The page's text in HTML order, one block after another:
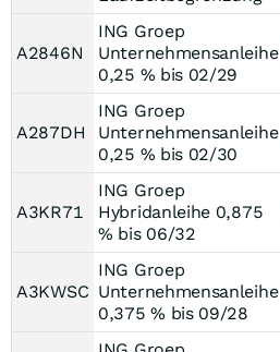
A2846N
ING Groep
Unternehmensanleihe
0,25 % bis 02/29
A287DH
ING Groep
Unternehmensanleihe
0,25 % bis 02/30
A3KR71
ING Groep
Hybridanleihe 0,875
% bis 06/32
A3KWSC
ING Groep
Unternehmensanleihe
0,375 % bis 09/28